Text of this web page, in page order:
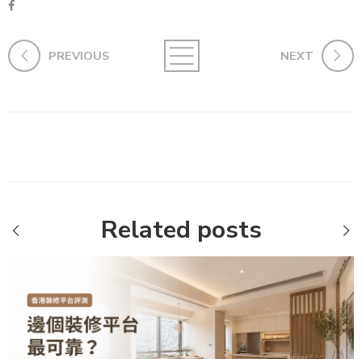
PREVIOUS NEXT
Related posts